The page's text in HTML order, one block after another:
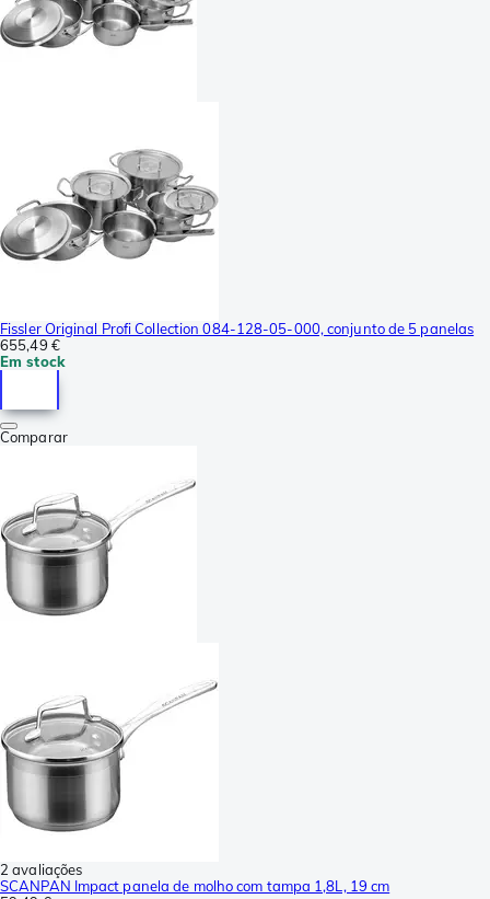
Fissler Original Profi Collection 084-128-05-000, conjunto de 5 panelas
655,49 €
Em stock
Comparar
2 avaliações
SCANPAN Impact panela de molho com tampa 1,8L, 19 cm